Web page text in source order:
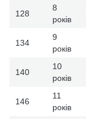
128
8
років
134
9
років
140
10
років
146
11
років